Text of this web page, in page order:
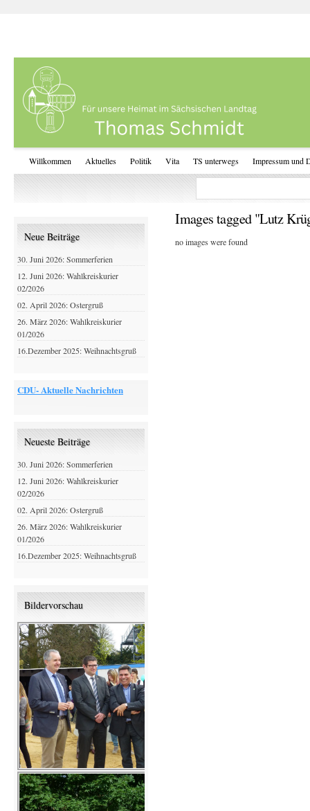
Willkommen Aktuelles Politik Vita TS unterwegs Impressum und
Images tagged "Lutz
no images were found
Neue Beiträge
30. Juni 2026: Sommerferien
12. Juni 2026: Wahlkreiskurier
02/2026
02. April 2026: Ostergruß
26. März 2026: Wahlkreiskurier
01/2026
16.Dezember 2025: Weihnachtsgruß
CDU- Aktuelle Nachrichten
Neueste Beiträge
30. Juni 2026: Sommerferien
12. Juni 2026: Wahlkreiskurier
02/2026
02. April 2026: Ostergruß
26. März 2026: Wahlkreiskurier
01/2026
16.Dezember 2025: Weihnachtsgruß
Bildervorschau